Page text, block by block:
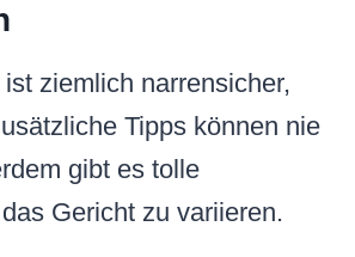
ziemlich narrensicher,
Tipps können nie
gibt es tolle
Gericht zu variieren.